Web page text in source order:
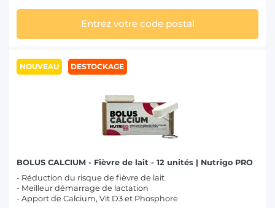
Entrez votre code postal
NOUVEAU DESTOCKAGE
BOLUS CALCIUM - Fièvre de lait - 12 unités | Nutrigo PRO
- Réduction du risque de fièvre de lait
- Meilleur démarrage de lactation
- Apport de Calcium, Vit D3 et Phosphore